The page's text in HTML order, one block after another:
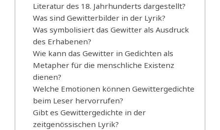
Literatur des 18. Jahrhunderts dargestellt?
Was sind Gewitterbilder in der Lyrik?
Was symbolisiert das Gewitter als Ausdruck
des Erhabenen?
Wie kann das Gewitter in Gedichten als
Metapher für die menschliche Existenz
dienen?
Welche Emotionen können Gewittergedichte
beim Leser hervorrufen?
Gibt es Gewittergedichte in der
zeitgenössischen Lyrik?